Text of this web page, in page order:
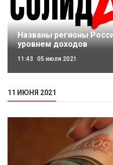
Названы регионы
уровнем доходов
11:43 05 июля 2021
11 ИЮНЯ 2021